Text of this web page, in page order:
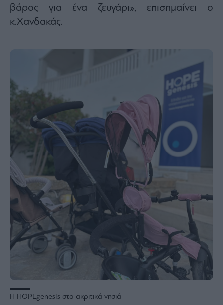
βάρος για ένα ζευγάρι», επισημαίνει ο
κ.Χανδακάς.
Η HOPEgenesis στα ακριτικά νησιά